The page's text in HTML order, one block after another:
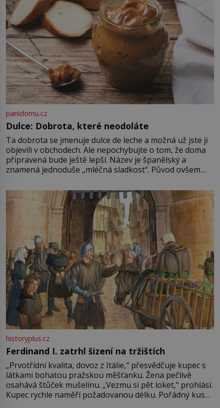
bioindikátory […]
panidomu.cz
Dulce: Dobrota, které neodoláte
Ta dobrota se jmenuje dulce de leche a možná už jste ji
objevili v obchodech. Ale nepochybujte o tom, že doma
připravená bude ještě lepší. Název je španělský a
znamená jednoduše „mléčná sladkost“. Původ ovšem
pře hned několik latinskoamerických zemí a k tomu
Francie, kde se traduje,
historyplus.cz
Ferdinand I. zatrhl šizení na tržištích
„Prvotřídní kvalita, dovoz z Itálie,“ přesvědčuje kupec s
látkami bohatou pražskou měšťanku. Žena pečlivě
osahává štůček mušelínu. „Vezmu si pět loket,“ prohlásí.
Kupec rychle naměří požadovanou délku. Pořádný kus